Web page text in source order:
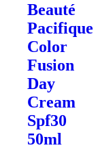
Beauté
Pacifique
Color
Fusion
Day
Cream
Spf30
50ml